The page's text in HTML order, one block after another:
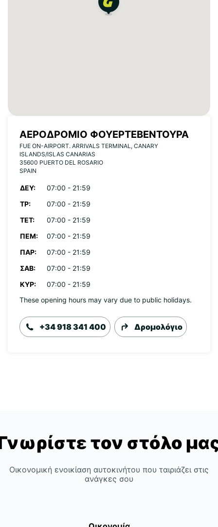
ΑΕΡΟΔΡΌΜΙΟ ΦΟΥΕΡΤΕΒΕΝΤΟΎΡΑ
FUE ON-AIRPORT. ARRIVALS TERMINAL, CANARY
ISLANDS/ISLAS CANARIAS
35600 PUERTO DEL ROSARIO
SPAIN
ΔΕΥ:
07:00 - 21:59
ΤΡ:
07:00 - 21:59
ΤΕΤ:
07:00 - 21:59
ΠΈΜ:
07:00 - 21:59
ΠΑΡ:
07:00 - 21:59
ΣΆΒ:
07:00 - 21:59
ΚΥΡ:
07:00 - 21:59
These opening hours may vary due to public holidays.
+34 918 341 400 Δρομολόγιο
τον στόλο
Οικονομική ενοικίαση αυτοκινήτου που ταιριάζει στις
ανάγκες σου